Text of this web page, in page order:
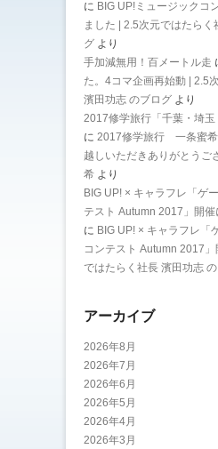
に BIG UP!ミュージックコ
ました | 2.5次元ではたらく
グ より
手加減無用！百メートル走
た。4コマ企画再始動 | 2.5
濱田功志 のブログ より
2017修学旅行「千葉・埼
に 2017修学旅行 一条蜜希
越しいただきありがとうご
希 より
BIG UP! × キャラフレ「ゲ
テスト Autumn 2017」開
に BIG UP! × キャラフレ「
コンテスト Autumn 2017
ではたらく社長 濱田功志
アーカイブ
2026年8月
2026年7月
2026年6月
2026年5月
2026年4月
2026年3月